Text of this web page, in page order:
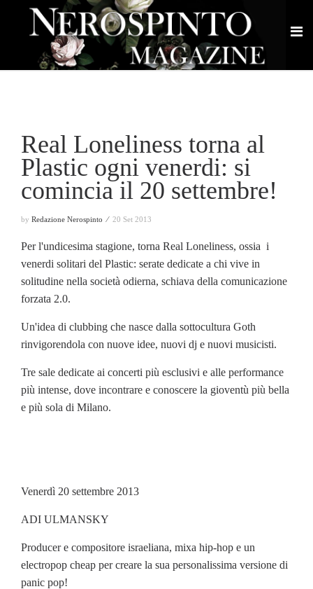
Real Loneliness torna al
Plastic ogni venerdi: si
comincia il 20 settembre!
by Redazione Nerospinto ⁄ 20 Set 2013
Per l'undicesima stagione, torna Real Loneliness, ossia i
venerdi solitari del Plastic: serate dedicate a chi vive in
solitudine nella società odierna, schiava della comunicazione
forzata 2.0.
Un'idea di clubbing che nasce dalla sottocultura Goth
rinvigorendola con nuove idee, nuovi dj e nuovi musicisti.
Tre sale dedicate ai concerti più esclusivi e alle performance
più intense, dove incontrare e conoscere la gioventù più bella
e più sola di Milano.
Venerdì 20 settembre 2013
ADI ULMANSKY
Producer e compositore israeliana, mixa hip-hop e un
electropop cheap per creare la sua personalissima versione di
panic pop!